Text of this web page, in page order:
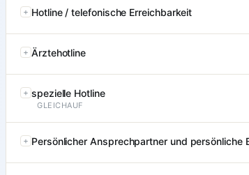
Hotline / telefonische Erreichbarkeit
Ärztehotline
spezielle Hotline
GLEICHAUF
Persönlicher Ansprechpartner und persönliche